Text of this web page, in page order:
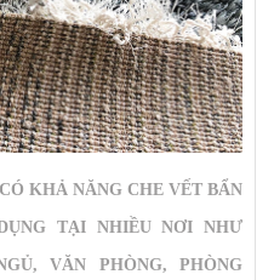
KHẢ NĂNG CHE VẾT BẨN
TẠI NHIỀU NƠI NHƯ
VĂN PHÒNG, PHÒNG